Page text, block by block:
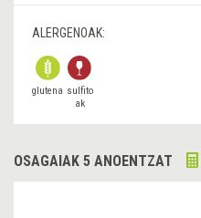
ALERGENOAK:
glutena sulfito
ak
OSAGAIAK 5 ANOENTZAT